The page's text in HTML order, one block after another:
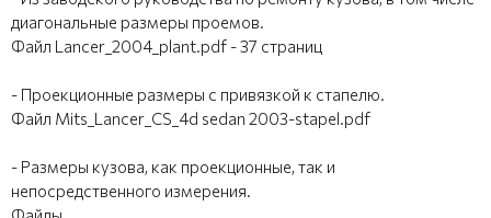
диагональные размеры проемов.
Файл Lancer_2004_plant.pdf - 37 страниц
- Проекционные размеры с привязкой к стапелю.
Файл Mits_Lancer_CS_4d sedan 2003-stapel.pdf
- Размеры кузова, как проекционные, так и
непосредственного измерения.